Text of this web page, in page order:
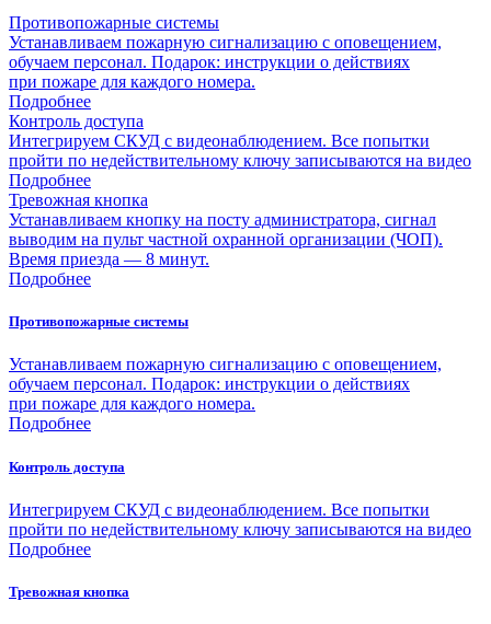
Противопожарные системы
Устанавливаем пожарную сигнализацию с оповещением,
обучаем персонал. Подарок: инструкции о действиях
при пожаре для каждого номера.
Подробнее
Контроль доступа
Интегрируем СКУД с видеонаблюдением. Все попытки
пройти по недействительному ключу записываются на видео
Подробнее
Тревожная кнопка
Устанавливаем кнопку на посту администратора, сигнал
выводим на пульт частной охранной организации (ЧОП).
Время приезда — 8 минут.
Подробнее
Противопожарные системы
Устанавливаем пожарную сигнализацию с оповещением,
обучаем персонал. Подарок: инструкции о действиях
при пожаре для каждого номера.
Подробнее
Контроль доступа
Интегрируем СКУД с видеонаблюдением. Все попытки
пройти по недействительному ключу записываются на видео
Подробнее
Тревожная кнопка